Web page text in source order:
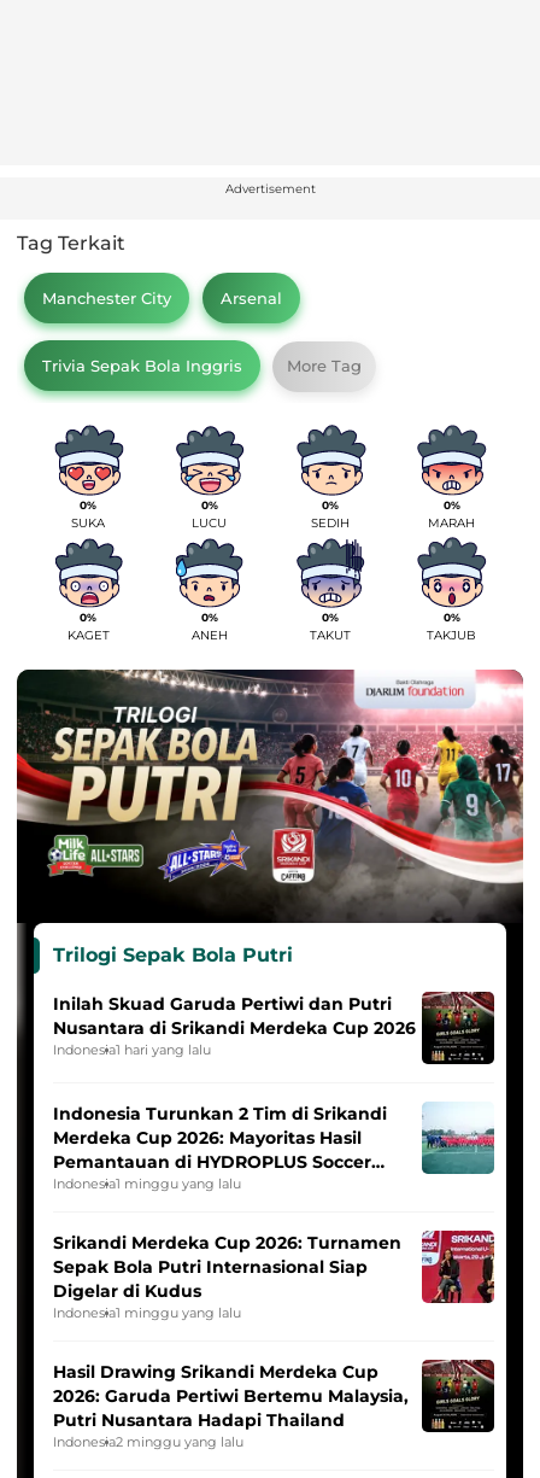
Advertisement
Tag Terkait
Manchester City Arsenal
Trivia Sepak Bola Inggris More Tag
0%
SUKA
0%
LUCU
0%
SEDIH
0%
MARAH
0%
KAGET
0%
ANEH
0%
TAKUT
0%
TAKJUB
Trilogi Sepak Bola Putri
Inilah Skuad Garuda Pertiwi dan Putri
Nusantara di Srikandi Merdeka Cup 2026
Indonesia1 hari yang lalu
Indonesia Turunkan 2 Tim di Srikandi
Merdeka Cup 2026: Mayoritas Hasil
Pemantauan di HYDROPLUS Soccer
League
Indonesia1 minggu yang lalu
Srikandi Merdeka Cup 2026: Turnamen
Sepak Bola Putri Internasional Siap
Digelar di Kudus
Indonesia1 minggu yang lalu
Hasil Drawing Srikandi Merdeka Cup
2026: Garuda Pertiwi Bertemu Malaysia,
Putri Nusantara Hadapi Thailand
Indonesia2 minggu yang lalu